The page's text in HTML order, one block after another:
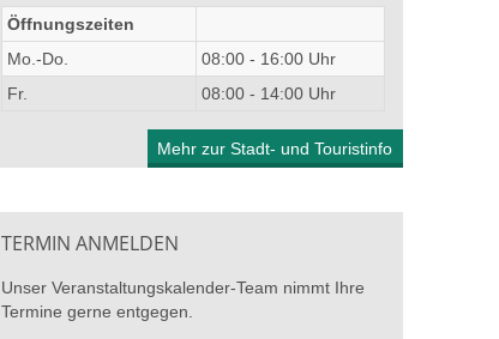
Öffnungszeiten
Mo.-Do.
08:00 - 16:00 Uhr
Fr.
08:00 - 14:00 Uhr
Mehr zur Stadt- und Touristinfo
TERMIN ANMELDEN
Unser Veranstaltungskalender-Team nimmt Ihre
Termine gerne entgegen.